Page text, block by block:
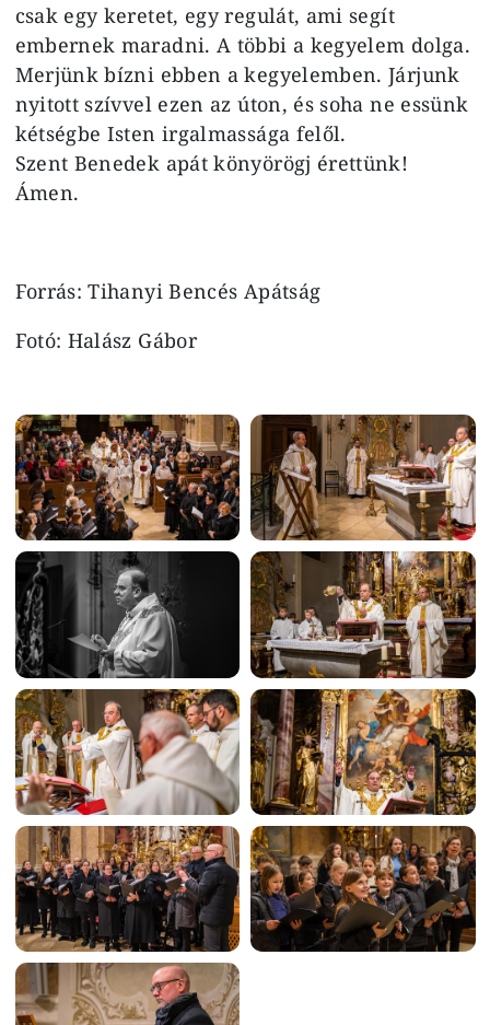
csak egy keretet, egy regulát, ami segít
embernek maradni. A többi a kegyelem dolga.
Merjünk bízni ebben a kegyelemben. Járjunk
nyitott szívvel ezen az úton, és soha ne essünk
kétségbe Isten irgalmassága felől.
Szent Benedek apát könyörögj érettünk!
Ámen.
Forrás: Tihanyi Bencés Apátság
Fotó: Halász Gábor
Image Image
Image Image
Image Image
Image Image
Image